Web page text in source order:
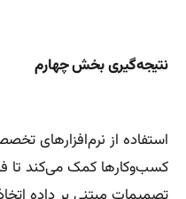
نتیجه‌گیری بخش چهارم
استفاده از نرم‌افزارهای
کسب‌وکارها کمک می‌کند تا